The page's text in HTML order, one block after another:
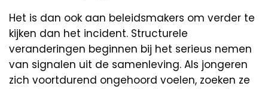
Het is dan ook aan beleidsmakers om verder te
kijken dan het incident. Structurele
veranderingen beginnen bij het serieus nemen
van signalen uit de samenleving. Als jongeren
zich voortdurend ongehoord voelen, zoeken ze